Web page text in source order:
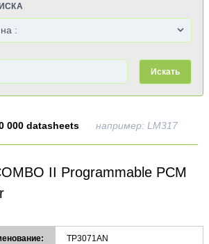
Искать
000 datasheets например: LM317
II Programmable PCM
TP3071AN